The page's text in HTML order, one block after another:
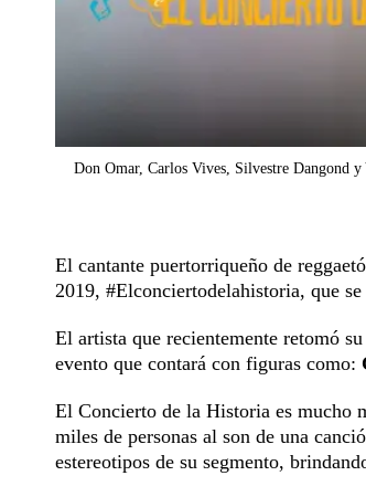
Don Omar, Carlos Vives, Silvestre Dangond
El cantante puertorriqueño de
2019, #Elconciertodelahistoria, que
El artista que recientemente retomó
evento que contará con figuras como:
El Concierto de la Historia es mucho
miles de personas al son de una
estereotipos de su segmento,